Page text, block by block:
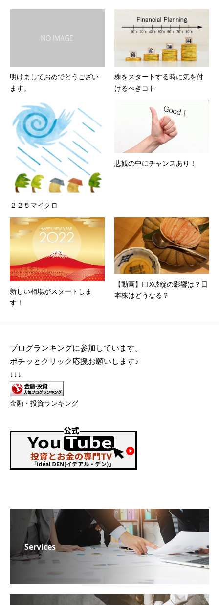
明けましておめでとうござい
ます。
株をスタートする時に気を付
けるべきコト
２２５マイクロ
悲観の中にチャンスあり！
新しい相場がスタートしま
す！
【動画】FTX破綻の影響は？日
本株はどうなる？
ブログランキングに参加しています。
ポチッとクリック応援お願いします♪
↓↓↓
金融・投資ランキング
Services